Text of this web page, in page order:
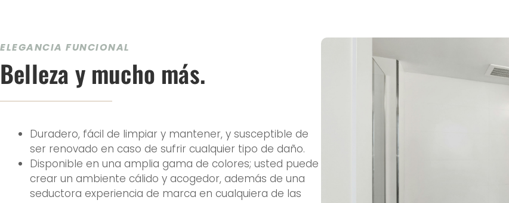
ELEGANCIA FUNCIONAL
Belleza y mucho más.
Duradero, fácil de limpiar y mantener, y susceptible de
ser renovado en caso de sufrir cualquier tipo de daño.
Disponible en una amplia gama de colores; usted puede
crear un ambiente cálido y acogedor, además de una
seductora experiencia de marca en cualquiera de las